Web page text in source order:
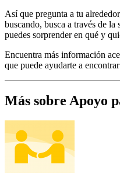
Así que pregunta a tu
buscando, busca a través de
puedes sorprender en qué y
Encuentra más información
que puede ayudarte a
Más sobre Apoyo